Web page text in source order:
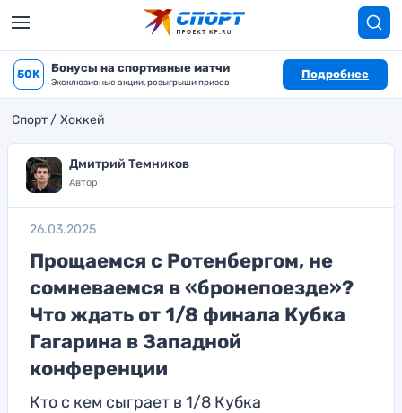
50K Бонусы на спортивные матчи
Эксклюзивные акции, розыгрыши призов
Подробнее
Спорт Хоккей
Дмитрий Темников
Автор
26.03.2025
Прощаемся с Ротенбергом, не
сомневаемся в «бронепоезде»?
Что ждать от 1/8 финала Кубка
Гагарина в Западной
конференции
Кто с кем сыграет в 1/8 Кубка